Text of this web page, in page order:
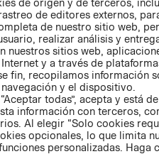
de origen y de terceros,
de editores externos,
de nuestro sitio web,
realizar análisis y
nuestros sitios web,
y a través de
fin, recopilamos información
y el dispositivo.
todas”, acepta y está
información con terceros,
Al elegir “Solo cookies
opcionales, lo que limita
personalizadas. Haga